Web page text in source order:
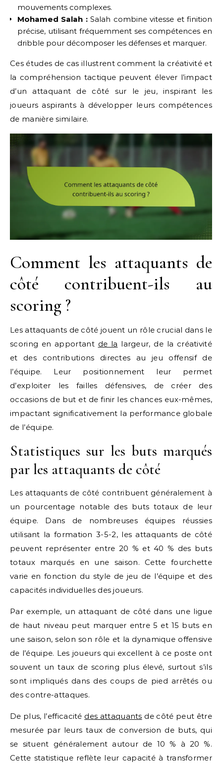
mouvements complexes.
Mohamed Salah :Salah combine vitesse et finition
précise, utilisant fréquemment ses compétences en
dribble pour décomposer les défenses et marquer.
Ces études de cas illustrent comment la créativité et
la compréhension tactique peuvent élever l’impact
d’un attaquant de côté sur le jeu, inspirant les
joueurs aspirants à développer leurs compétences
de manière similaire.
Comment les attaquants de
côté contribuent-ils au
scoring ?
Les attaquants de côté jouent un rôle crucial dans le
scoring en apportant de la largeur, de la créativité
et des contributions directes au jeu offensif de
l’équipe. Leur positionnement leur permet
d’exploiter les failles défensives, de créer des
occasions de but et de finir les chances eux-mêmes,
impactant significativement la performance globale
de l’équipe.
Statistiques sur les buts marqués
par les attaquants de côté
Les attaquants de côté contribuent généralement à
un pourcentage notable des buts totaux de leur
équipe. Dans de nombreuses équipes réussies
utilisant la formation 3-5-2, les attaquants de côté
peuvent représenter entre 20 % et 40 % des buts
totaux marqués en une saison. Cette fourchette
varie en fonction du style de jeu de l’équipe et des
capacités individuelles des joueurs.
Par exemple, un attaquant de côté dans une ligue
de haut niveau peut marquer entre 5 et 15 buts en
une saison, selon son rôle et la dynamique offensive
de l’équipe. Les joueurs qui excellent à ce poste ont
souvent un taux de scoring plus élevé, surtout s’ils
sont impliqués dans des coups de pied arrêtés ou
des contre-attaques.
De plus, l’efficacité des attaquants de côté peut être
mesurée par leurs taux de conversion de buts, qui
se situent généralement autour de 10 % à 20 %.
Cette statistique reflète leur capacité à transformer